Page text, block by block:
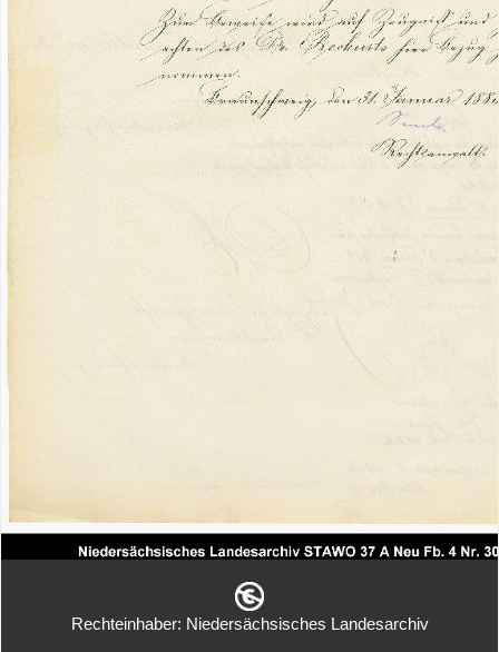
Rechteinhaber: Niedersächsisches Landesarchiv